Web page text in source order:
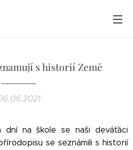
s historií Země
dní na škole se naši deváťáci
se seznámili s historií